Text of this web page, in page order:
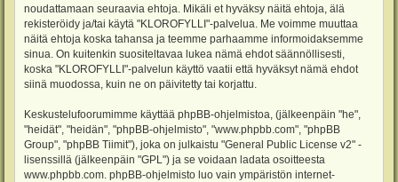
noudattamaan seuraavia ehtoja. Mikäli et hyväksy näitä ehtoja, älä
rekisteröidy ja/tai käytä "KLOROFYLLI"-palvelua. Me voimme muuttaa
näitä ehtoja koska tahansa ja teemme parhaamme informoidaksemme
sinua. On kuitenkin suositeltavaa lukea nämä ehdot säännöllisesti,
koska "KLOROFYLLI"-palvelun käyttö vaatii että hyväksyt nämä ehdot
siinä muodossa, kuin ne on päivitetty tai korjattu.
Keskustelufoorumimme käyttää phpBB-ohjelmistoa, (jälkeenpäin "he",
"heidät", "heidän", "phpBB-ohjelmisto", "www.phpbb.com", "phpBB
Group", "phpBB Tiimit"), joka on julkaistu "General Public License v2" -
lisenssillä (jälkeenpäin "GPL") ja se voidaan ladata osoitteesta
www.phpbb.com . phpBB-ohjelmisto luo vain ympäristön internet-